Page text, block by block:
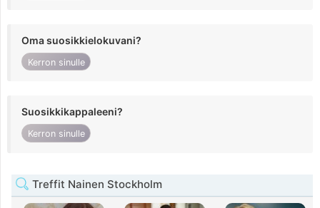
Oma suosikkielokuvani?
Kerron sinulle
Suosikkikappaleeni?
Kerron sinulle
Treffit Nainen Stockholm